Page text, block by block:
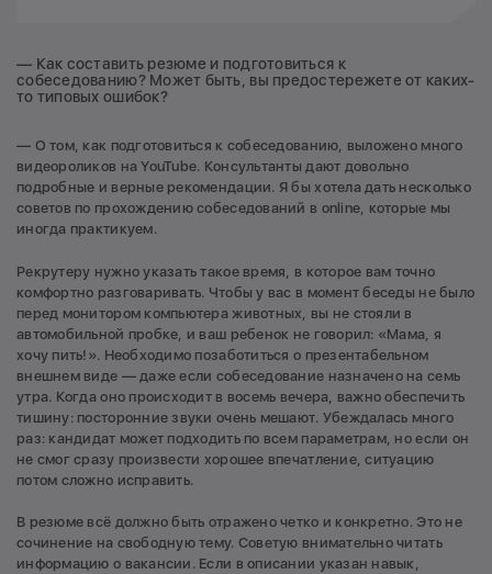
— Как составить резюме и подготовиться к
собеседованию? Может быть, вы предостережете от каких-
то типовых ошибок?
— О том, как подготовиться к собеседованию, выложено много
видеороликов на YouTube. Консультанты дают довольно
подробные и верные рекомендации. Я бы хотела дать несколько
советов по прохождению собеседований в online, которые мы
иногда практикуем.
Рекрутеру нужно указать такое время, в которое вам точно
комфортно разговаривать. Чтобы у вас в момент беседы не было
перед монитором компьютера животных, вы не стояли в
автомобильной пробке, и ваш ребенок не говорил: «Мама, я
хочу пить!». Необходимо позаботиться о презентабельном
внешнем виде — даже если собеседование назначено на семь
утра. Когда оно происходит в восемь вечера, важно обеспечить
тишину: посторонние звуки очень мешают. Убеждалась много
раз: кандидат может подходить по всем параметрам, но если он
не смог сразу произвести хорошее впечатление, ситуацию
потом сложно исправить.
В резюме всё должно быть отражено четко и конкретно. Это не
сочинение на свободную тему. Советую внимательно читать
информацию о вакансии. Если в описании указан навык,